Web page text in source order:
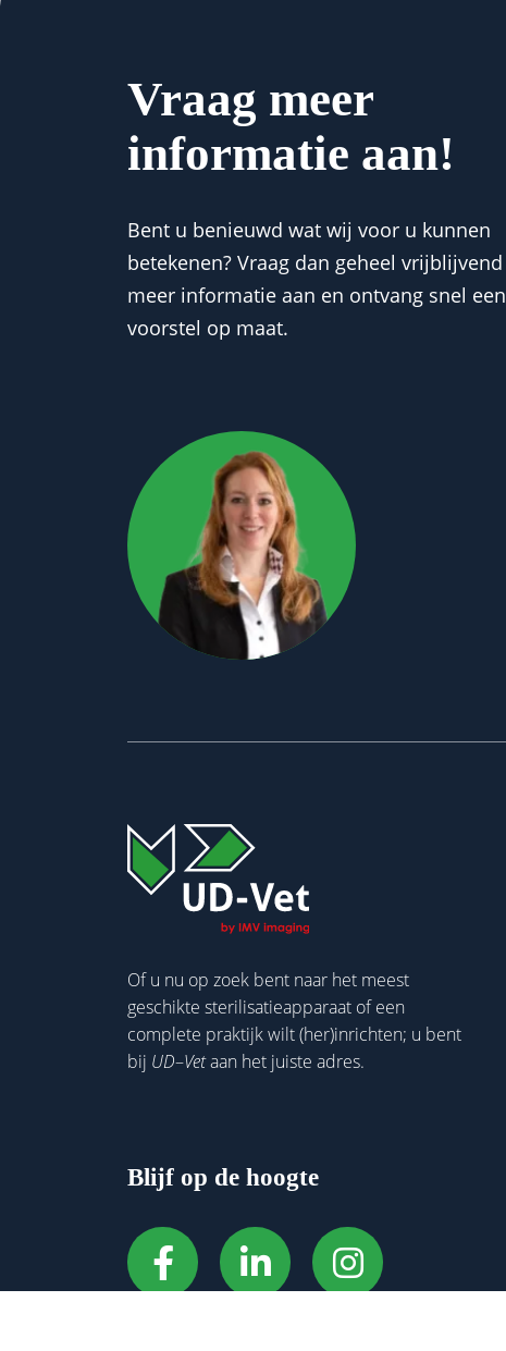
Vraag meer
informatie aan!
Bent u benieuwd wat wij voor u kunnen
betekenen? Vraag dan geheel vrijblijvend
meer informatie aan en ontvang snel een
voorstel op maat.
Of u nu op zoek bent naar het meest
geschikte sterilisatieapparaat of een
complete praktijk wilt (her)inrichten; u bent
bij UD–Vetaan het juiste adres.
Blijf op de hoogte